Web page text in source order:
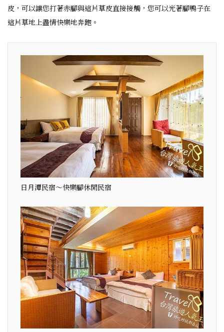
皮，可以讓您打著赤腳與這片草皮直接接觸，您可以光著腳鴨子在
這片草地上盡情快樂地奔跑。
日月潭民宿～快樂腳休閒民宿